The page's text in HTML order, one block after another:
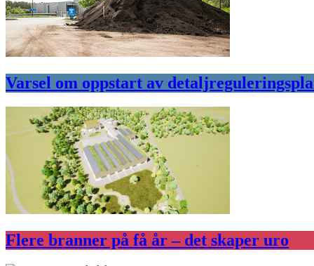
Varsel om oppstart av
Flere branner på få år – det skaper uro